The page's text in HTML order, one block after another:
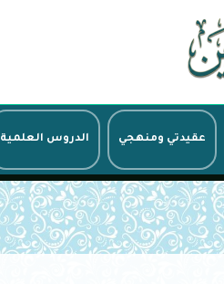
عقيدتي ومنهجي الدروس العلمية